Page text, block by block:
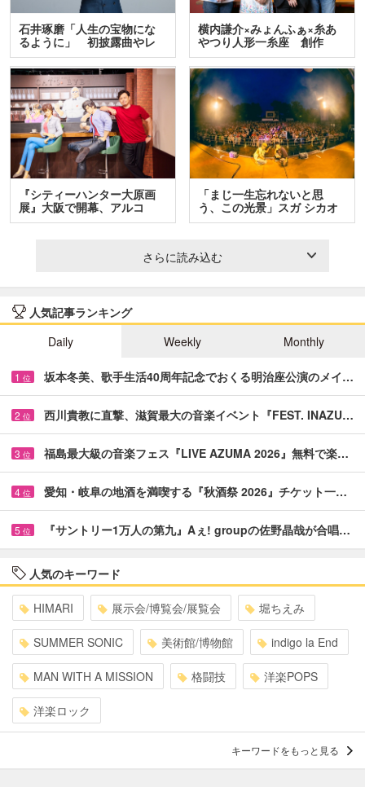
石井琢磨「人生の宝物にな
るように」 初披露曲やレ
ア…
横内謙介×みょんふぁ×糸あ
やつり人形一糸座 創作
人…
『シティーハンター大原画
展』大阪で開幕、アルコ
＆…
「まじ一生忘れないと思
う、この光景」スガ シカオ
と…
さらに読み込む
人気記事ランキング
Daily
Weekly Monthly
1 位 坂本冬美、歌手生活40周年記念でおくる明治座公演のメイ…
2 位 西川貴教に直撃、滋賀最大の音楽イベント『FEST. INAZU…
3 位 福島最大級の音楽フェス『LIVE AZUMA 2026』無料で楽…
4 位 愛知・岐阜の地酒を満喫する『秋酒祭 2026』チケット一…
5 位 『サントリー1万人の第九』Aぇ! groupの佐野晶哉が合唱…
人気のキーワード
HIMARI 展示会/博覧会/展覧会 堀ちえみ
SUMMER SONIC 美術館/博物館 indigo la End
MAN WITH A MISSION 格闘技 洋楽POPS
洋楽ロック
キーワードをもっと見る